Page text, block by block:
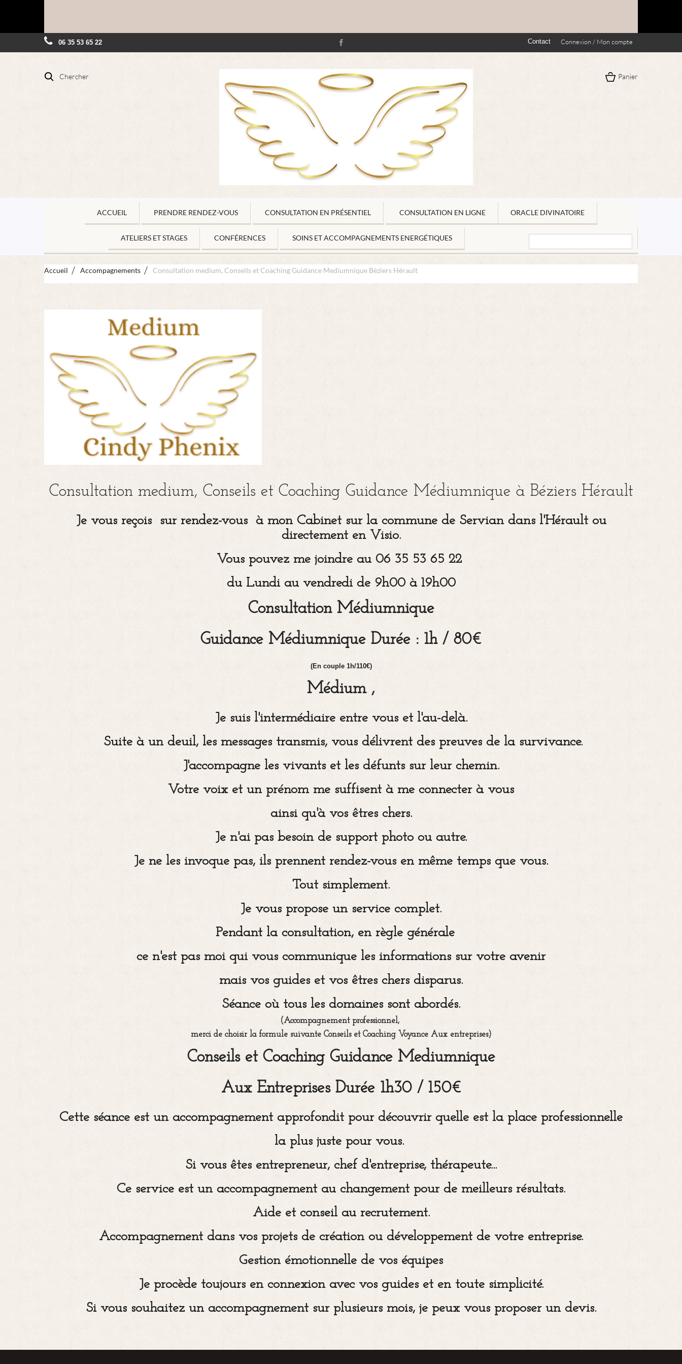
Connexion / Mon compte
Contact
06 35 53 65 22
Chercher Panier
ACCUEIL PRENDRE RENDEZ-VOUS CONSULTATION EN PRÉSENTIEL CONSULTATION EN LIGNE ORACLE DIVINATOIRE
ATELIERS ET STAGES CONFÉRENCES SOINS ET ACCOMPAGNEMENTS ENERGÉTIQUES
Accueil Accompagnements Consultation medium, Conseils et Coaching Guidance Mediumnique Béziers Hérault
Consultation medium, Conseils et Coaching Guidance Médiumnique à Béziers Hérault
Je vous reçois sur rendez-vous à mon Cabinet sur la commune de Servian dans l'Hérault ou
directement en Visio.
Vous pouvez me joindre au 06 35 53 65 22
du Lundi au vendredi de 9h00 à 19h00
Consultation Médiumnique
Guidance Médiumnique Durée : 1h / 80€
(En couple 1h/110€)
Médium ,
Je suis l'intermédiaire entre vous et l'au-delà.
Suite à un deuil, les messages transmis, vous délivrent des preuves de la survivance.
J'accompagne les vivants et les défunts sur leur chemin.
Votre voix et un prénom me suffisent à me connecter à vous
ainsi qu'à vos êtres chers.
Je n'ai pas besoin de support photo ou autre.
Je ne les invoque pas, ils prennent rendez-vous en même temps que vous.
Tout simplement.
Je vous propose un service complet.
Pendant la consultation, en règle générale
ce n'est pas moi qui vous communique les informations sur votre avenir
mais vos guides et vos êtres chers disparus.
Séance où tous les domaines sont abordés.
(Accompagnement professionnel,
merci de choisir la formule suivante Conseils et Coaching Voyance Aux entreprises)
Conseils et Coaching Guidance Mediumnique
Aux Entreprises Durée 1h30 / 150€
Cette séance est un accompagnement approfondit pour découvrir quelle est la place professionnelle
la plus juste pour vous.
Si vous êtes entrepreneur, chef d'entreprise, thérapeute...
Ce service est un accompagnement au changement pour de meilleurs résultats.
Aide et conseil au recrutement.
Accompagnement dans vos projets de création ou développement de votre entreprise.
Gestion émotionnelle de vos équipes
Je procède toujours en connexion avec vos guides et en toute simplicité.
Si vous souhaitez un accompagnement sur plusieurs mois, je peux vous proposer un devis.